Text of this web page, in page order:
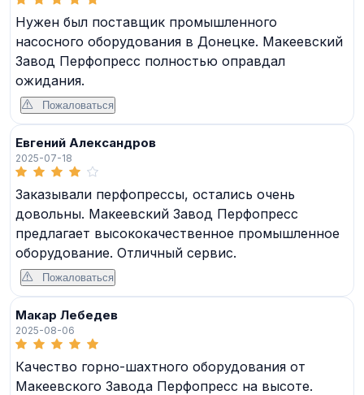
Нужен был поставщик промышленного
насосного оборудования в Донецке. Макеевский
Завод Перфопресс полностью оправдал
ожидания.
Пожаловаться
Евгений Александров
2025-07-18
Заказывали перфопрессы, остались очень
довольны. Макеевский Завод Перфопресс
предлагает высококачественное промышленное
оборудование. Отличный сервис.
Пожаловаться
Макар Лебедев
2025-08-06
Качество горно-шахтного оборудования от
Макеевского Завода Перфопресс на высоте.